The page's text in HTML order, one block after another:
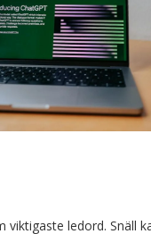
ledord. Snäll